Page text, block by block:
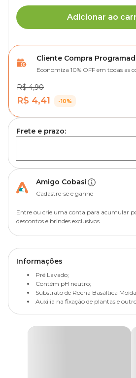
Adicionar ao
Cliente Compra
Economiza 10% OFF em todas as
R$ 4,90
R$ 4,41 -10%
Frete e prazo:
Amigo Cobasi
Cadastre-se e ganhe
Entre ou crie uma conta para acumular
descontos e brindes exclusivos.
Informações
Pré Lavado;
Contém pH neutro;
Substrato de Rocha Basáltica
Auxilia na fixação de plantas e